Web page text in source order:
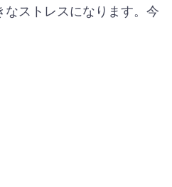
ストレスになります。今